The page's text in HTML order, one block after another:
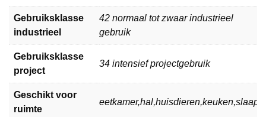
Gebruiksklasse
industrieel
42 normaal tot zwaar industrieel
gebruik
Gebruiksklasse
project
34 intensief projectgebruik
Geschikt voor
ruimte